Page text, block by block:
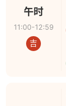
午时
11:00-12:59
吉